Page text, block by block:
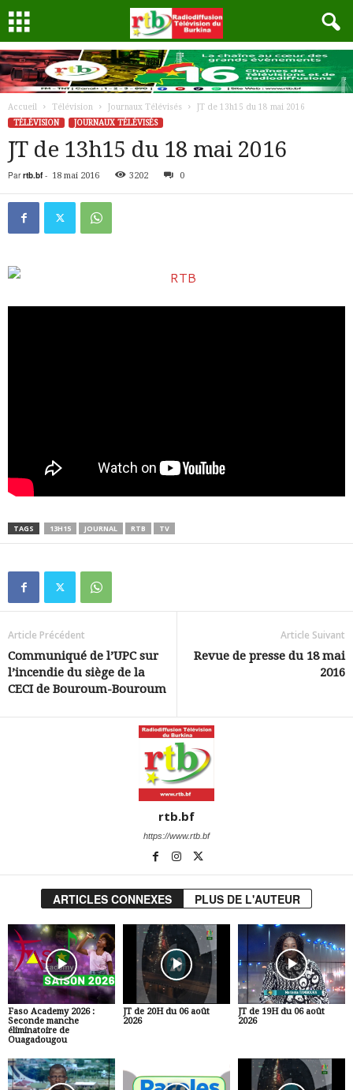
Accueil Télévision Journaux Télévisés
JT de 13h15 du 18 mai 2016
TÉLÉVISION
JOURNAUX TÉLÉVISÉS
JT de 13h15 du 18 mai 2016
Par rtb.bf- 18 mai 2016 3202 0
TAGS 13H15 JOURNAL RTB TV
Article Précédent
Communiqué de l’UPC sur
l’incendie du siège de la
CECI de Bouroum-Bouroum
Article Suivant
Revue de presse du 18 mai
2016
rtb.bf
https://www.rtb.bf
ARTICLES CONNEXES PLUS DE L'AUTEUR
Faso Academy 2026 :
Seconde manche
éliminatoire de
Ouagadougou
JT de 20H du 06 août
2026
JT de 19H du 06 août
2026